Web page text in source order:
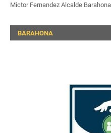
Mictor Fernandez Alcalde Barahona
BARAHONA